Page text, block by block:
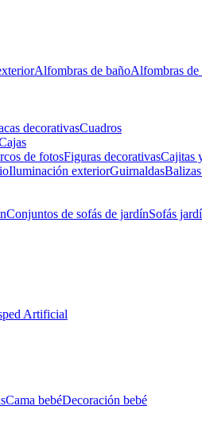
Alfombras de bañoAlfombras de
decorativasCuadros
de fotosFiguras decorativasCajitas
Iluminación exteriorGuirnaldasBalizas
Conjuntos de sofás de jardínSofás
Artificial
Cama bebéDecoración bebé